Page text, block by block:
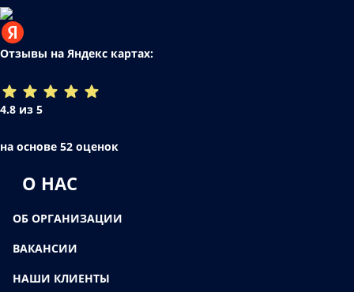
Отзывы на Яндекс картах:
4.8 из 5
на основе 52 оценок
О НАС
ОБ ОРГАНИЗАЦИИ
ВАКАНСИИ
НАШИ КЛИЕНТЫ